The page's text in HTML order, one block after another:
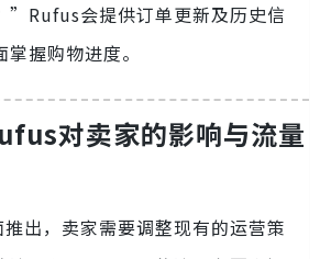
”Rufus会提供订单更新及历史信
握购物进度。
对卖家的影响与流量
出，卖家需要调整现有的运营策